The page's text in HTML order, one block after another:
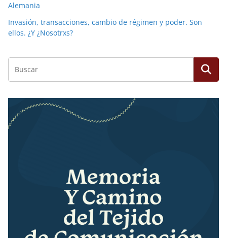
Alemania
Invasión, transacciones, cambio de régimen y poder. Son
ellos. ¿Y ¿Nosotrxs?